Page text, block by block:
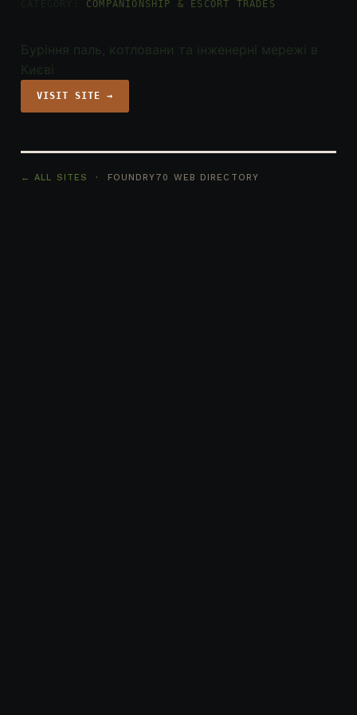
COMPANIONSHIP & ESCORT TRADES
Буріння паль, котловани та інженерні мережі в
Києві
VISIT SITE →
← ALL SITES · FOUNDRY70 WEB DIRECTORY